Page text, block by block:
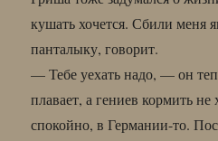
кушать хочется. Сбили меня
панталыку, говорит.
— Тебе уехать надо, — он
плавает, а гениев кормить
спокойно, в Германии-то.